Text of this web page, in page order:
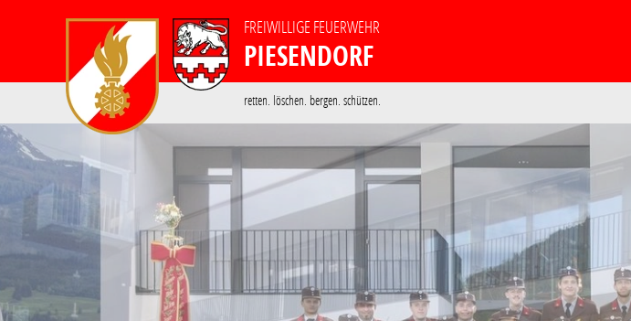
FREIWILLIGE FEUERWEHR
PIESENDORF
retten. löschen. bergen. schützen.